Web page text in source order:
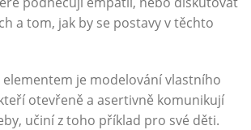
a tom, jak by se postavy v těchto
je modelování vlastního
otevřeně a asertivně komunikují
učiní z toho příklad pro své děti.